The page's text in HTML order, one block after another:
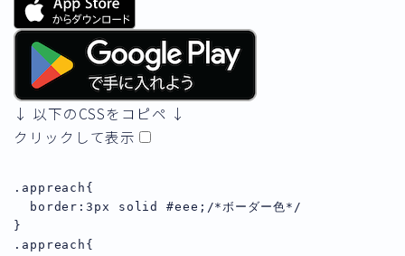
↓ 以下のCSSをコピペ ↓
クリックして表示
.appreach{
  border:3px solid #eee;/*ボーダー色*/
}
.appreach{